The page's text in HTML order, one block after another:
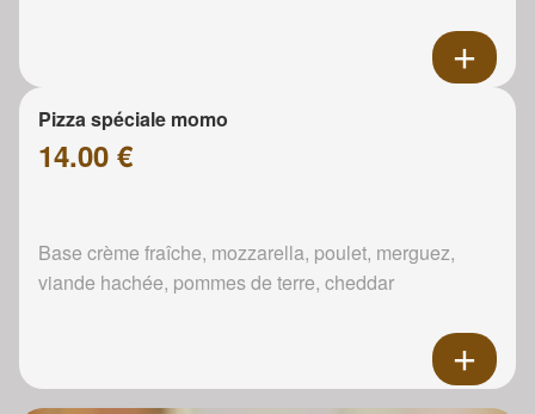
Pizza spéciale momo
14.00 €
Base crème fraîche, mozzarella, poulet, merguez,
viande hachée, pommes de terre, cheddar